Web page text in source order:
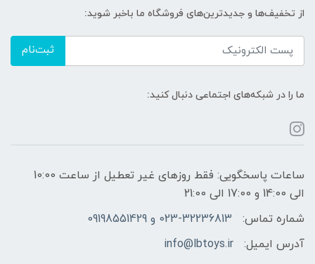
از تخفیف‌ها و جدیدترین‌های فروشگاه ما باخبر شوید:
ثبت‌نام
ما را در شبکه‌های اجتماعی دنبال کنید:
ساعات پاسخگویی: فقط روزهای غیر تعطیل از ساعت 10:00
الی 14:00 و 17:00 الی 21:00
شماره تماس:
023-32236813 و 09198551429
آدرس ایمیل:
info@lbtoys.ir